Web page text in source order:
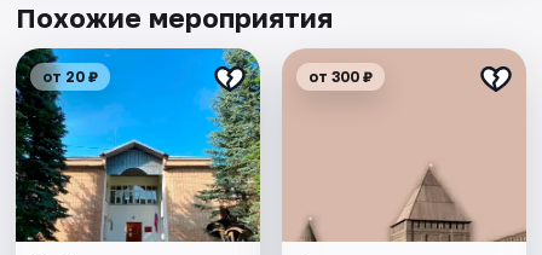
Похожие мероприятия
от 20 ₽ от 300 ₽